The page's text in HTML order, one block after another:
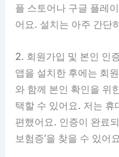
플 스토어나 구글 플레
어요. 설치는 아주 간단
2. 회원가입 및 본인 인
앱을 설치한 후에는 회
와 함께 본인 확인을 위
택할 수 있어요. 저는
편했어요. 인증이 완료
보험증’을 찾을 수 있어